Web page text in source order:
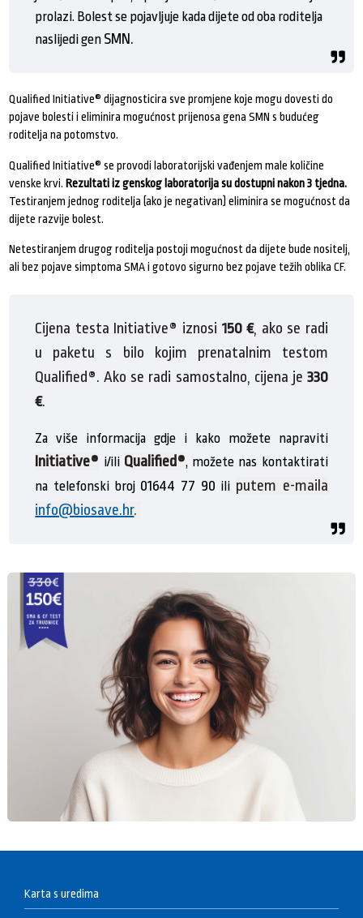
prolazi. Bolest se pojavljuje kada dijete od oba roditelja
naslijedi gen SMN.
Qualified Initiative® dijagnosticira sve promjene koje mogu dovesti do
pojave bolesti i eliminira mogućnost prijenosagenaSMN s budućeg
roditelja na potomstvo.
Qualified Initiative® se provodi laboratorijski vađenjem male količine
venske krvi. Rezultati iz genskog laboratorija su dostupni nakon 3 tjedna.
Testiranjem jednog roditelja (ako je negativan) eliminira se mogućnost da
dijete razvije bolest.
Netestiranjem drugog roditelja postoji mogućnost da dijete bude nositelj,
ali bez pojave simptoma SMA i gotovo sigurno bez pojave težih oblika CF.
Cijena testa Initiative® iznosi 150 €, ako se radi
u paketu s bilo kojim prenatalnim testom
Qualified®. Ako se radi samostalno, cijena je 330
€.
Za više informacija gdje i kako možete napraviti
Initiative® i/ili Qualified®, možete nas kontaktirati
na telefonski broj 01644 77 90 ili putem e-maila
info@biosave.hr.
Karta s uredima